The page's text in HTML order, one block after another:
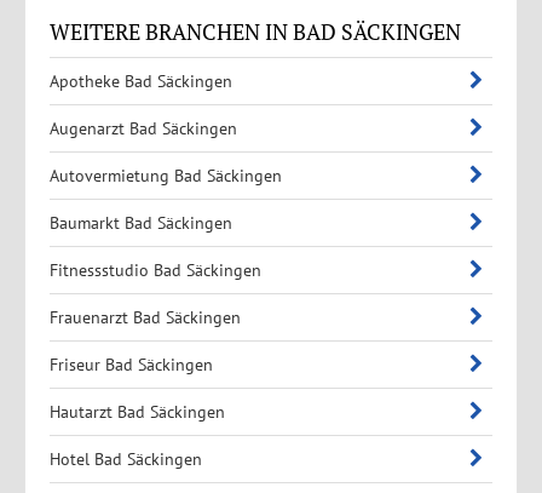
WEITERE BRANCHEN IN BAD SÄCKINGEN
Apotheke Bad Säckingen
Augenarzt Bad Säckingen
Autovermietung Bad Säckingen
Baumarkt Bad Säckingen
Fitnessstudio Bad Säckingen
Frauenarzt Bad Säckingen
Friseur Bad Säckingen
Hautarzt Bad Säckingen
Hotel Bad Säckingen